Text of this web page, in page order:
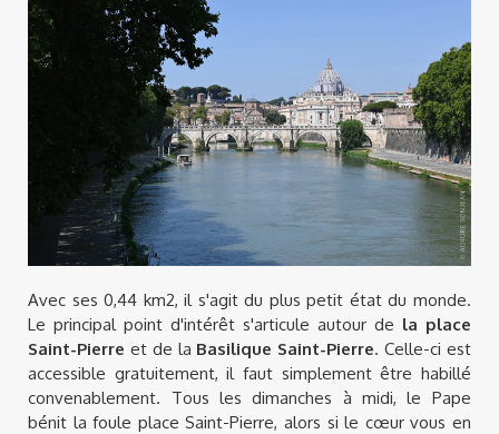
Avec ses 0,44 km2, il s'agit du plus petit état du monde.
Le principal point d'intérêt s'articule autour de la place
Saint-Pierre et de la Basilique Saint-Pierre. Celle-ci est
accessible gratuitement, il faut simplement être habillé
convenablement. Tous les dimanches à midi, le Pape
bénit la foule place Saint-Pierre, alors si le cœur vous en